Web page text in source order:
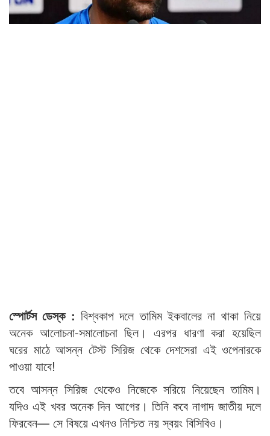
স্পোর্টস ডেস্ক : বিশ্বকাপ দলে তামিম ইকবালের না থাকা নিয়ে
অনেক আলোচনা-সমালোচনা ছিল। এরপর ধারণা করা হয়েছিল
ঘরের মাঠে আসন্ন টেস্ট সিরিজ থেকে দেশসেরা এই ওপেনারকে
পাওয়া যাবে!
তবে আসন্ন সিরিজ থেকেও নিজেকে সরিয়ে নিয়েছেন তামিম।
যদিও এই খবর অনেক দিন আগের। তিনি কবে নাগাদ জাতীয় দলে
ফিরবেন— সে বিষয়ে এখনও নিশ্চিত নয় স্বয়ং বিসিবিও।